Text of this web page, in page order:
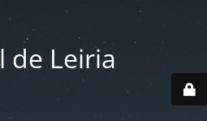
de Leiria